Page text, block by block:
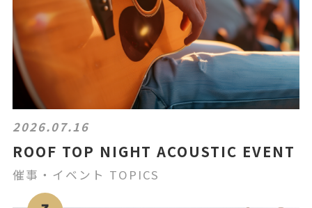
2026.07.16
ROOF TOP NIGHT ACOUSTIC EVENT
催事・イベント TOPICS